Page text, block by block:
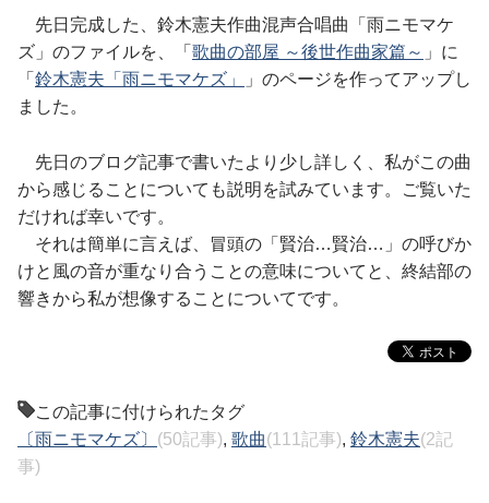
先日完成した、鈴木憲夫作曲混声合唱曲「雨ニモマケ
ズ」のファイルを、「 歌曲の部屋 ～後世作曲家篇～ 」に
「 鈴木憲夫「雨ニモマケズ」
」のページを作ってアップし
ました。
先日のブログ記事で書いたより少し詳しく、私がこの曲
から感じることについても説明を試みています。ご覧いた
だければ幸いです。
それは簡単に言えば、冒頭の「賢治…賢治…」の呼びか
けと風の音が重なり合うことの意味についてと、終結部の
響きから私が想像することについてです。
この記事に付けられたタグ
〔雨ニモマケズ〕 (50記事), 歌曲(111記事), 鈴木憲夫(2記
事)